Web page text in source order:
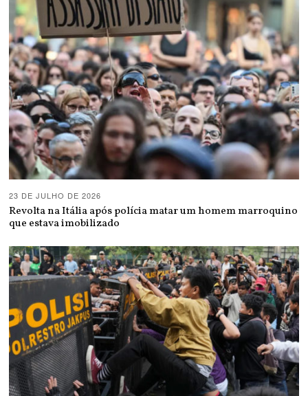
23 DE JULHO DE 2026
Revolta na Itália após polícia matar um homem marroquino
que estava imobilizado